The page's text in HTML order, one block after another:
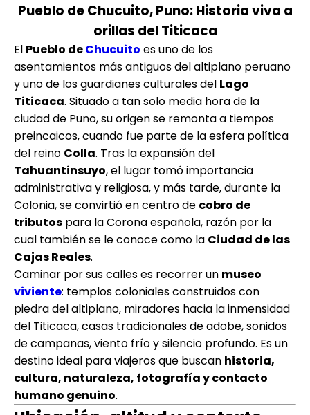
Pueblo de Chucuito, Puno: Historia viva a
orillas del Titicaca
El Pueblo deChucuito es uno de los
asentamientos más antiguos del altiplano peruano
y uno de los guardianes culturales del Lago
Titicaca. Situado a tan solo media hora de la
ciudad de Puno, su origen se remonta a tiempos
preincaicos, cuando fue parte de la esfera política
del reino Colla. Tras la expansión del
Tahuantinsuyo, el lugar tomó importancia
administrativa y religiosa, y más tarde, durante la
Colonia, se convirtió en centro de cobro de
tributos para la Corona española, razón por la
cual también se le conoce como la Ciudad de las
Cajas Reales.
Caminar por sus calles es recorrer un museo
viviente: templos coloniales construidos con
piedra del altiplano, miradores hacia la inmensidad
del Titicaca, casas tradicionales de adobe, sonidos
de campanas, viento frío y silencio profundo. Es un
destino ideal para viajeros que buscan historia,
cultura, naturaleza, fotografía y contacto
humano genuino.